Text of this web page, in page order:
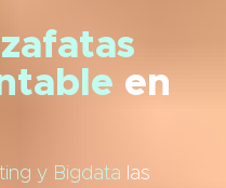
en
y Bigdata las